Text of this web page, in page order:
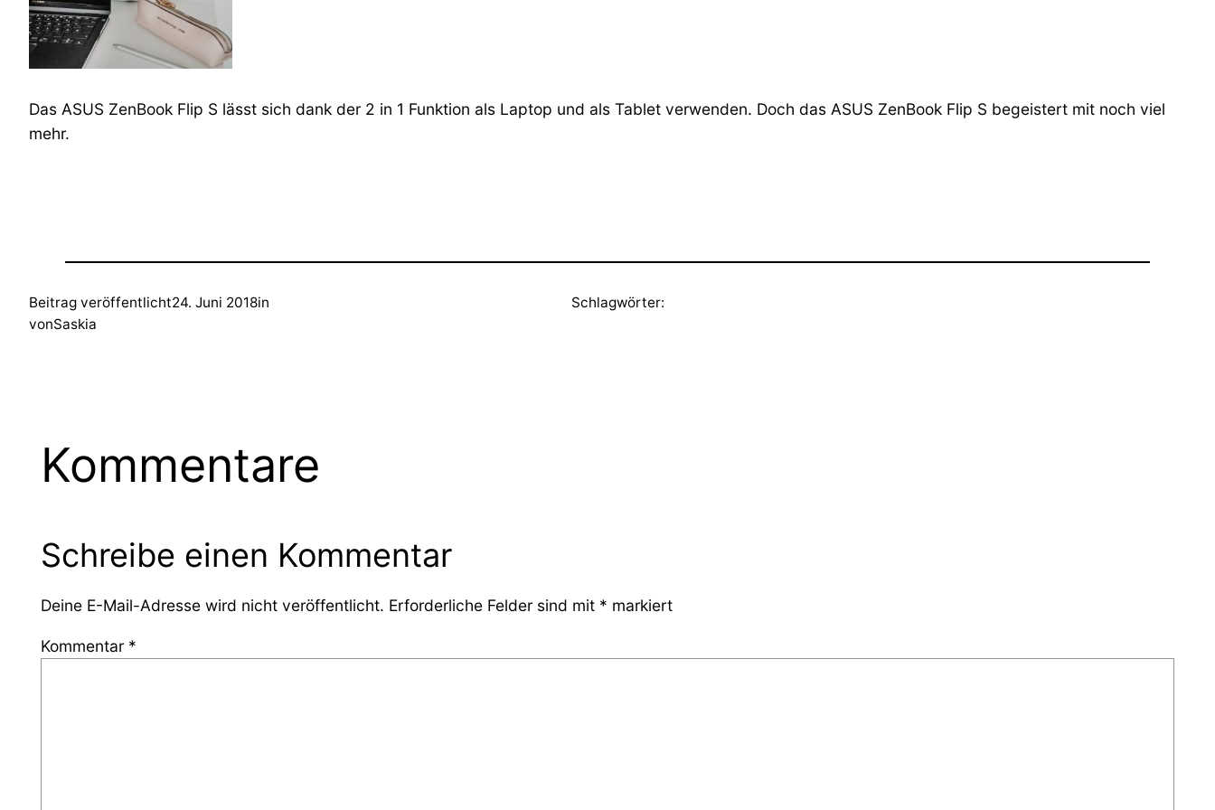
Das ASUS ZenBook Flip S lässt sich dank der 2 in 1 Funktion als Laptop und als Tablet verwenden. Doch das ASUS ZenBook Flip S begeistert mit noch viel
mehr.
Beitrag veröffentlicht24. Juni 2018in
vonSaskia
Schlagwörter:
Kommentare
Schreibe einen Kommentar
Deine E-Mail-Adresse wird nicht veröffentlicht. Erforderliche Felder sind mit * markiert
Kommentar *